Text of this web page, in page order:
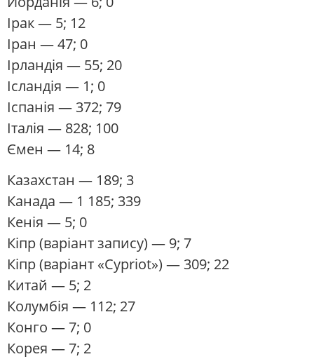
Ірак— 5; 12
Іран — 47; 0
Ірландія — 55; 20
Ісландія — 1; 0
Іспанія — 372; 79
Італія — 828; 100
Ємен — 14; 8
Казахстан — 189; 3
Канада — 1 185; 339
Кенія — 5; 0
Кіпр(варіант запису) — 9; 7
Кіпр (варіант «Cypriot») — 309; 22
Китай — 5; 2
Колумбія — 112; 27
Конго — 7; 0
Корея — 7; 2